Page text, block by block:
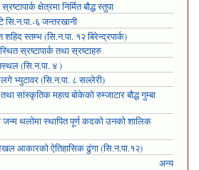
क्षेत्रमा निर्मित बौद्ध स्तुपा
सि.न.पा.-६ जन्तरखानी
शहिद स्तम्भ (सि.न.पा. १२ बिरेन्द्रपार्क)
स्रष्टापार्क तथा स्रष्टाहरु
(सि.न.पा. ४ )
भ्युटावर (सि.न.पा. ८ सल्लेरी)
सांस्कृतिक महत्व बोकेको रुम्जाटार बौद्ध गुम्बा
जन्म थलोमा स्थापित पूर्ण कदको उनको शालिक
आकारको ऐतिहासिक ढुंगा (सि.न.पा.१२)
अन्य